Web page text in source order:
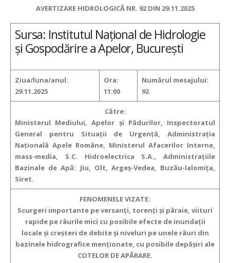
AVERTIZARE HIDROLOGICĂ NR. 92 DIN 29.11.2025
Sursa: Institutul Național de Hidrologie
și Gospodărire a Apelor, București
Ziua/luna/anul:
29.11.2025
Ora:
11:00
Numărul mesajului:
92
Către:
Ministerul Mediului, Apelor şi Pădurilor, Inspectoratul
General pentru Situaţii de Urgenţă, Administraţia
Naţională Apele Române, Ministerul Afacerilor Interne,
mass-media, S.C. Hidroelectrica S.A., Administraţiile
Bazinale de Apă: Jiu, Olt, Argeş-Vedea, Buzău-Ialomiţa,
Siret.
FENOMENELE VIZATE:
Scurgeri importante pe versanţi, torenţi şi pâraie, viituri
rapide pe râurile mici cu posibile efecte de inundaţii
locale şi creşteri de debite şi niveluri pe unele râuri din
bazinele hidrografice menţionate, cu posibile depăşiri ale
COTELOR DE APĂRARE.